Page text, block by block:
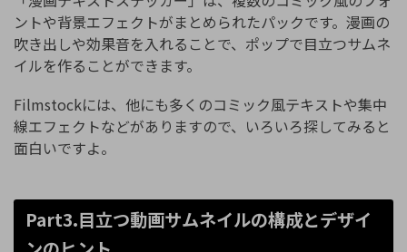
ントや背景エフェクトがまとめられたパックです。漫画の
吹き出しや効果音を入れることで、ポップで目立つサムネ
イルを作ることができます。
Filmstockには、他にも多くのコミック風テキストや集中
線エフェクトなどがありますので、いろいろ探してみると
面白いですよ。
Part3.目立つ動画サムネイルの構成とデザイ